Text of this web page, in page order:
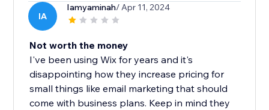
IA
Iamyaminah/ Apr 11, 2024
Not worth the money
I've been using Wix for years and it's
disappointing how they increase pricing for
small things like email marketing that should
come with business plans. Keep in mind they